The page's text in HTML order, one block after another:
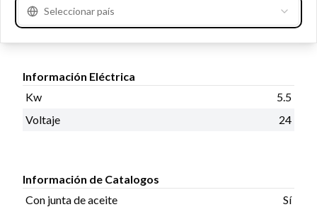
Información Eléctrica
Kw
5.5
Voltaje
24
Información de Catalogos
Con junta de aceite
Sí
Seleccionar país